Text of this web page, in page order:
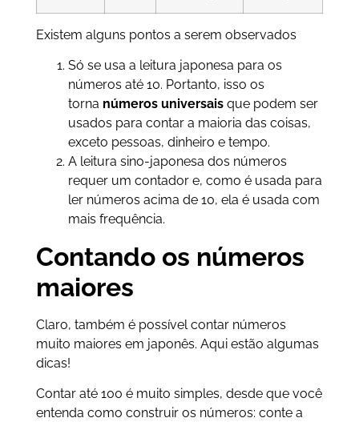
Existem alguns pontos a serem observados
Só se usa a leitura japonesa para os
números até 10. Portanto, isso os
torna números universaisque podem ser
usados para contar a maioria das coisas,
exceto pessoas, dinheiro e tempo.
A leitura sino-japonesa dos números
requer um contador e, como é usada para
ler números acima de 10, ela é usada com
mais frequência.
Contando os números
maiores
Claro, também é possível contar números
muito maiores em japonês. Aqui estão algumas
dicas!
Contar até 100 é muito simples, desde que você
entenda como construir os números: conte a